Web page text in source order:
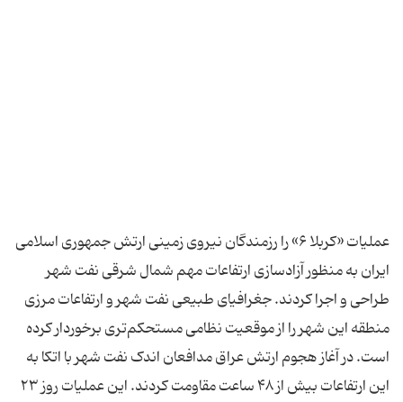
عملیات «کربلا ۶» را رزمندگان نیروی زمینی ارتش جمهوری اسلامی
ایران به منظور آزادسازی ارتفاعات مهم شمال شرقی نفت شهر
طراحی و اجرا کردند. جغرافیای طبیعی نفت شهر و ارتفاعات مرزی
منطقه این شهر را از موقعیت نظامی مستحکم‌تری برخوردار کرده
است. در آغاز هجوم ارتش عراق مدافعان اندک نفت شهر با اتکا به
این ارتفاعات بیش از ۴۸ ساعت مقاومت کردند. این عملیات روز ۲۳